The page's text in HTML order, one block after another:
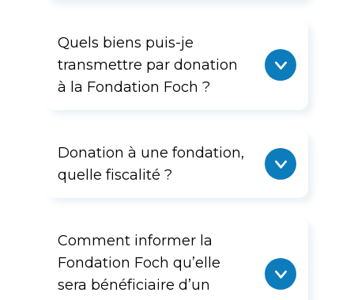
Quels biens puis-je
transmettre par donation
à la Fondation Foch ?
Donation à une fondation,
quelle fiscalité ?
Comment informer la
Fondation Foch qu’elle
sera bénéficiaire d’un